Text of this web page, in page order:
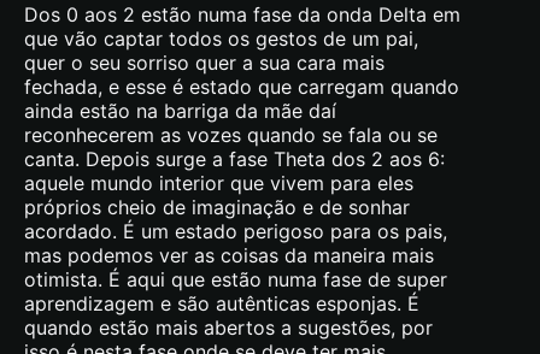
Dos 0 aos 2 estão numa fase da onda Delta em
que vão captar todos os gestos de um pai,
quer o seu sorriso quer a sua cara mais
fechada, e esse é estado que carregam quando
ainda estão na barriga da mãe daí
reconhecerem as vozes quando se fala ou se
canta. Depois surge a fase Theta dos 2 aos 6:
aquele mundo interior que vivem para eles
próprios cheio de imaginação e de sonhar
acordado. É um estado perigoso para os pais,
mas podemos ver as coisas da maneira mais
otimista. É aqui que estão numa fase de super
aprendizagem e são autênticas esponjas. É
quando estão mais abertos a sugestões, por